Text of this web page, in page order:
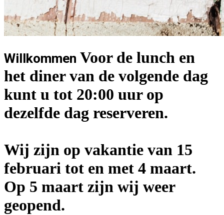
Willkommen Voor de lunch en
het diner van de volgende dag
kunt u tot 20:00 uur op
dezelfde dag reserveren.
Wij zijn op vakantie van 15
februari tot en met 4 maart.
Op 5 maart zijn wij weer
geopend.